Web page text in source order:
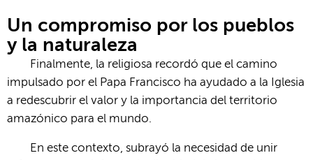
Un compromiso por los pueblos
y la naturaleza
Finalmente, la religiosa recordó que el camino
impulsado por el Papa Francisco ha ayudado a la Iglesia
a redescubrir el valor y la importancia del territorio
amazónico para el mundo.
En este contexto, subrayó la necesidad de unir